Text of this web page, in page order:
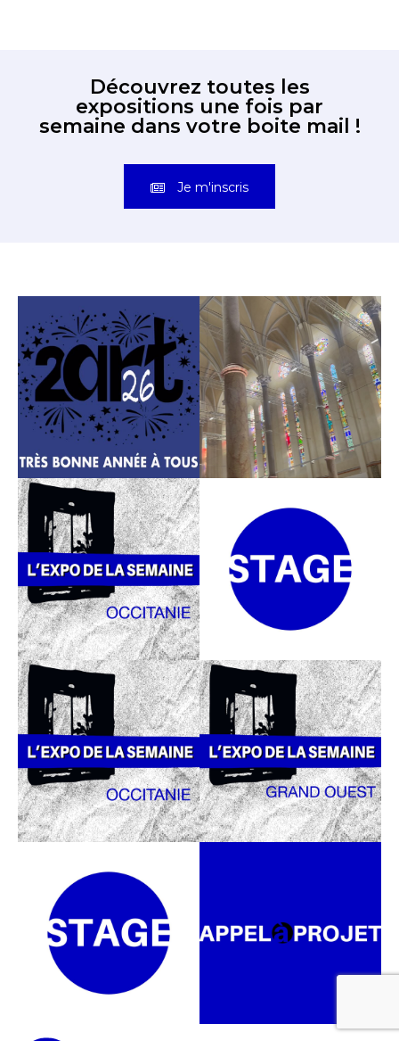
Découvrez toutes les
expositions une fois par
semaine dans votre boite mail !
Je m'inscris